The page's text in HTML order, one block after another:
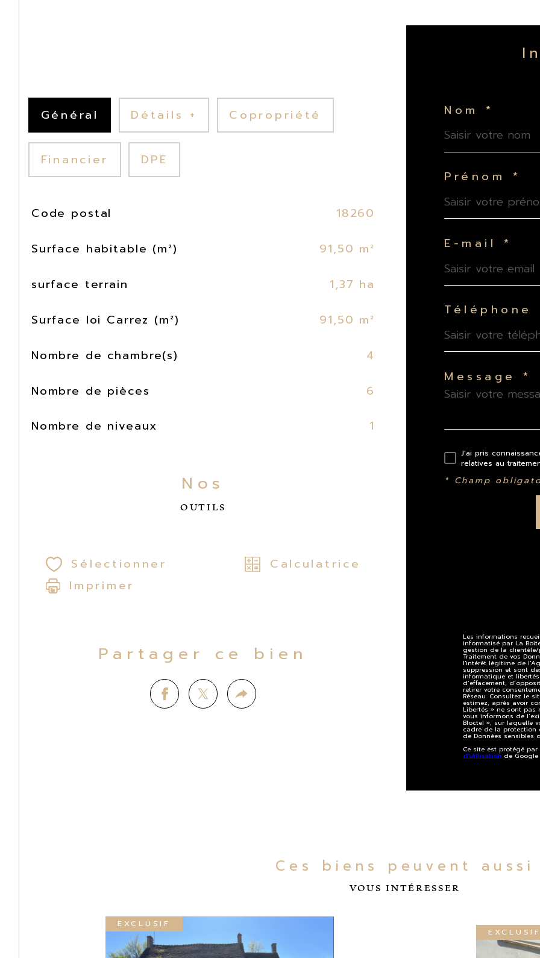
Général Détails + Copropriété
Financier DPE
TRAD_SIROCCO_Caracteristique
Code postal 18260
Surface habitable (m²) 91,50 m²
surface terrain 1,37 ha
Surface loi Carrez (m²) 91,50 m²
Nombre de chambre(s) 4
Nombre de pièces 6
Nombre de niveaux 1
Nos
OUTILS
Sélectionner
Calculatrice
Imprimer
Partager ce bien
Nom *
Prénom *
E-mail *
Téléphone
Message *
J'ai pris
relatives au
* Champ
Les informations
informatisé par La
gestion de la
Traitement de vos
l'intérêt légitime de
suppression et sont
informatique et
d’effacement,
retirer votre
Réseau. Consultez le
estimez, après avoir
Libertés » ne sont pas
vous informons de
Bloctel », sur laquelle
cadre de la protection
de Données sensibles
Ce site est protégé par
d'utilisationde Google
Ces biens peuvent aussi
VOUS INTÉRESSER
EXCLUSIF